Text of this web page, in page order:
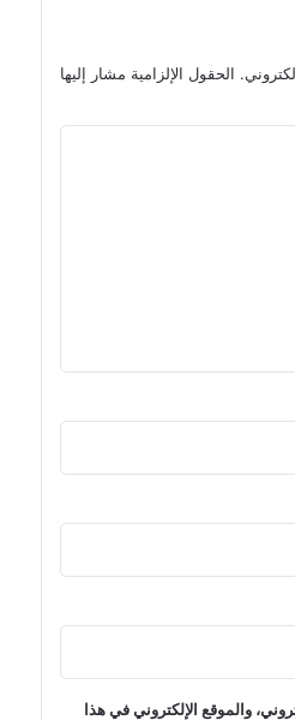
الحقول الإلزامية مشار إليها
والموقع الإلكتروني في هذا